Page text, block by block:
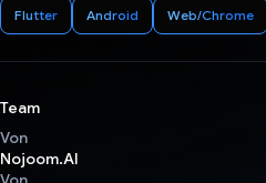
Flutter Android Web/Chrome
Team
Von
Nojoom.AI